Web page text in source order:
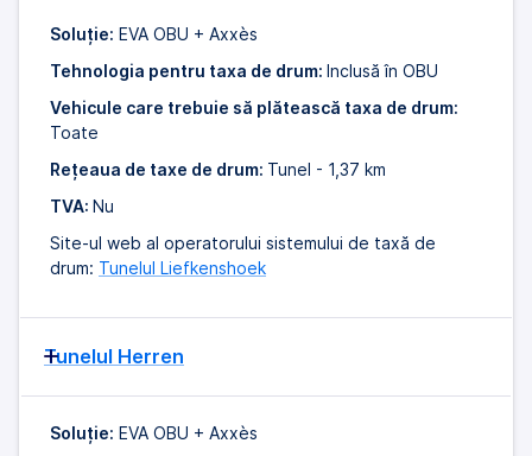
Soluție: EVA OBU + Axxès
Tehnologia pentru taxa de drum: Inclusă în OBU
Vehicule care trebuie să plătească taxa de drum:
Toate
Rețeaua de taxe de drum: Tunel - 1,37 km
TVA: Nu
Site-ul web al operatorului sistemului de taxă de
drum: Tunelul Liefkenshoek
Tunelul Herren
Soluție: EVA OBU + Axxès